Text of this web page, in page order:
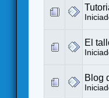
El
Blog